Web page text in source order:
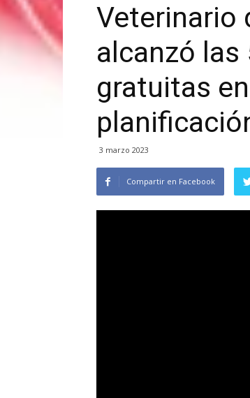
Veterinario
alcanzó
gratuitas
3 marzo 2023
Compartir en Facebook